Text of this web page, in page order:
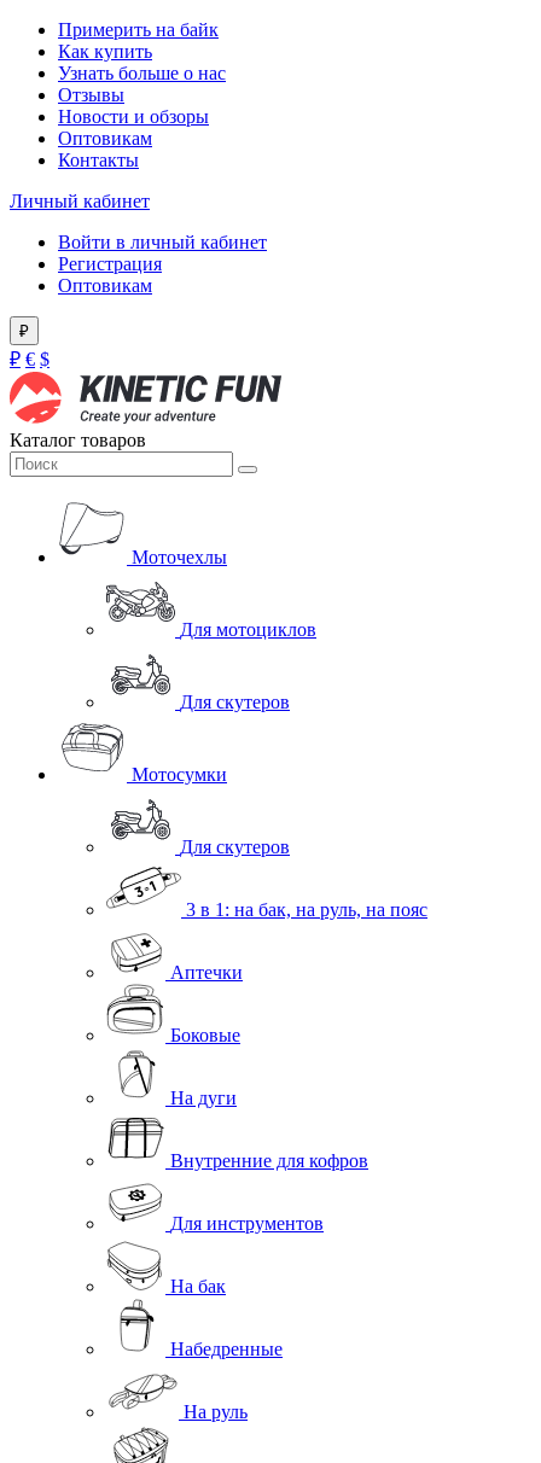
Примерить на байк
Как купить
Узнать больше о нас
Отзывы
Новости и обзоры
Оптовикам
Контакты
Личный кабинет
Войти в личный кабинет
Регистрация
Оптовикам
₽
₽ € $
Каталог товаров
Моточехлы
Для мотоциклов
Для скутеров
Мотосумки
Для скутеров
3 в 1: на бак, на руль, на пояс
Аптечки
Боковые
На дуги
Внутренние для кофров
Для инструментов
На бак
Набедренные
На руль